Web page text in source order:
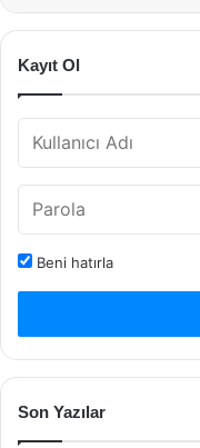
Kayıt Ol
Beni hatırla
Son Yazılar